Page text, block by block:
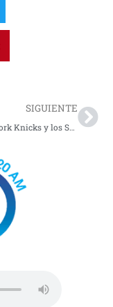
SIGUIENTE
Los New York Knicks y los San Antonio Spurs disputarán la final de la Copa NBA